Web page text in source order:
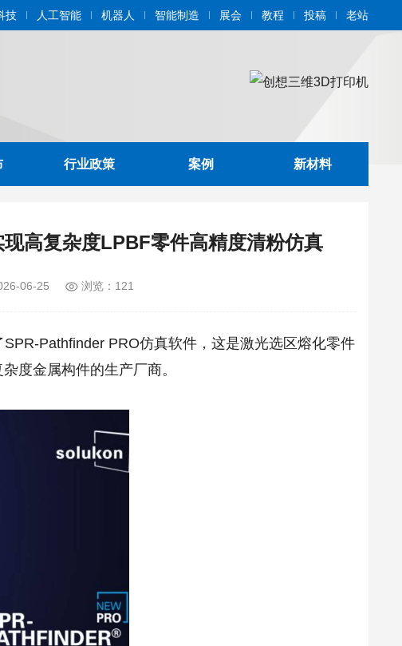
技 人工智能 机器人 智能制造 展会 教程 投稿 老站
行业政策 案例 新材料
高复杂度LPBF零件高精度清粉仿真
06-25 浏览：121
Pathfinder PRO仿真软件，这是激光选区熔化零件
度金属构件的生产厂商。